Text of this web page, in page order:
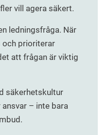
vill agera säkert.
ledningsfråga. När
och prioriterar
att frågan är viktig
säkerhetskultur
– inte bara